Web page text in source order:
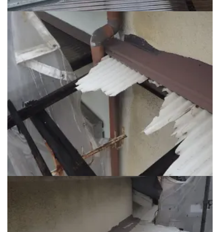
正面 ベランダ波板 工事後